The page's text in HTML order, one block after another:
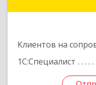
Клиентов на
1С:Специалист